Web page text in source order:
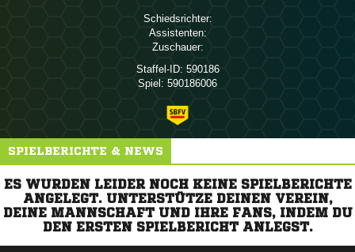
Schiedsrichter:
Assistenten:
Zuschauer:
Staffel-ID: 590186
Spiel: 590186006
SPIELBERICHTE & NEWS
ES WURDEN LEIDER NOCH KEINE SPIELBERICHTE
ANGELEGT. UNTERSTÜTZE DEINEN VEREIN,
DEINE MANNSCHAFT UND IHRE FANS, INDEM DU
DEN ERSTEN SPIELBERICHT ANLEGST.